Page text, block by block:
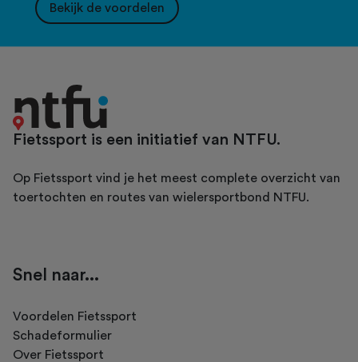
Bekijk de voordelen
Fietssport is een initiatief van NTFU.
Op Fietssport vind je het meest complete overzicht van
toertochten en routes van wielersportbond NTFU.
Snel naar...
Voordelen Fietssport
Schadeformulier
Over Fietssport